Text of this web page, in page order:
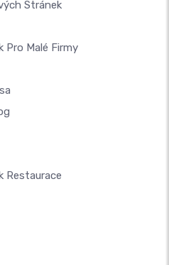
Stránek
Pro Malé Firmy
Restaurace